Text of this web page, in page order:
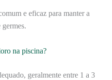
e eficaz para manter a
na piscina?
geralmente entre 1 a 3